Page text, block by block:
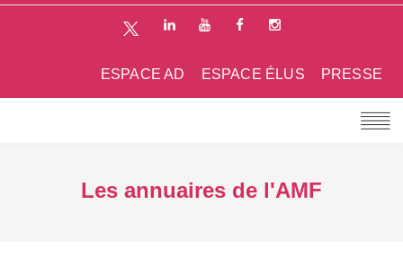
PRESSE
ESPACE ÉLUS
ESPACE AD
Les annuaires de l'AMF